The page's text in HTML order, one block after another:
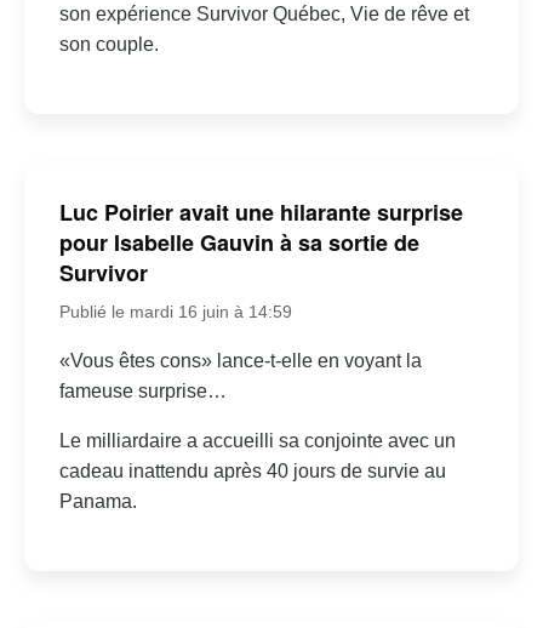
son expérience Survivor Québec, Vie de rêve et
son couple.
Luc Poirier avait une hilarante surprise
pour Isabelle Gauvin à sa sortie de
Survivor
Publié le mardi 16 juin à 14:59
«Vous êtes cons» lance-t-elle en voyant la
fameuse surprise…
Le milliardaire a accueilli sa conjointe avec un
cadeau inattendu après 40 jours de survie au
Panama.